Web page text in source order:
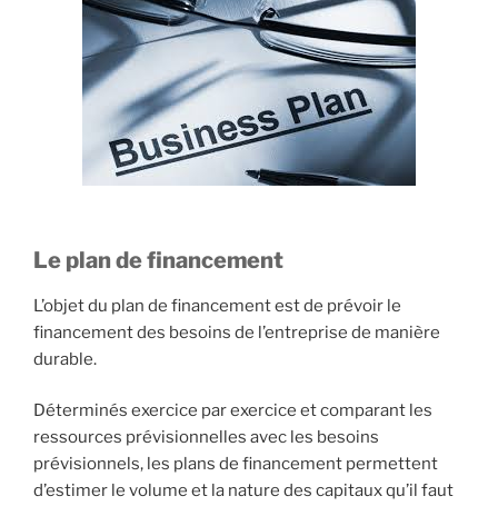
Le plan de financement
L’objet du plan de financement est de prévoir le
financement des besoins de l’entreprise de manière
durable.
Déterminés exercice par exercice et comparant les
ressources prévisionnelles avec les besoins
prévisionnels, les plans de financement permettent
d’estimer le volume et la nature des capitaux qu’il faut